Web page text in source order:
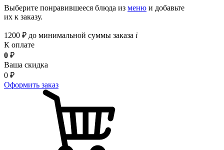
Выберите понравившееся блюда из меню и добавьте
их к заказу.
1200 ₽ до минимальной суммы заказа i
К оплате
0 ₽
Ваша скидка
0 ₽
Оформить заказ